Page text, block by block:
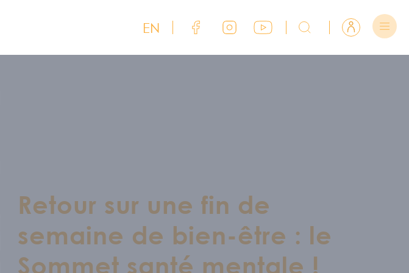
EN Lien Facebook du CJFCB
Lien Instagram du CJFCB
Lien YouTube du CJFCBRechercher sur CJFCBSe connecter
Retour sur une fin de
semaine de bien-être : le
Sommet santé mentale !